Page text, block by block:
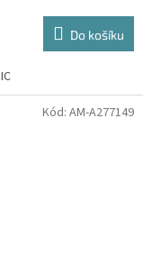
Do košíku
Kód: AM-A277149